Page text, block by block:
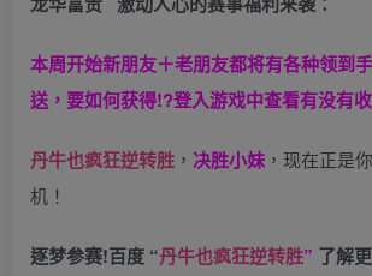
本周开始新朋友＋老朋友都将有各种领到
送，要如何获得!?登入游戏中查看有没有
丹牛也疯狂逆转胜 ， 决胜小妹 ，现在正是
机！
逐梦参赛!百度 “丹牛也疯狂逆转胜” 了解